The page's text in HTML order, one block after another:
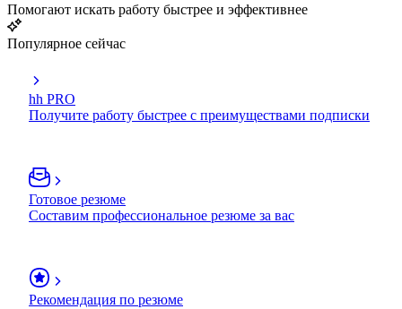
Помогают искать работу быстрее и эффективнее
Популярное сейчас
hh PRO
Получите работу быстрее с преимуществами подписки
Готовое резюме
Составим профессиональное резюме за вас
Рекомендация по резюме